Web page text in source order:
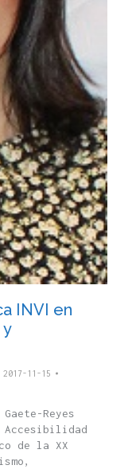
INVI en
2017-11-15
Reyes
de la XX